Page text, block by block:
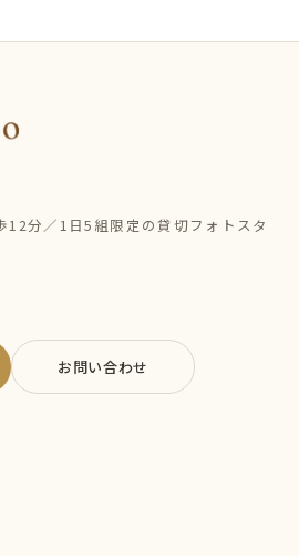
12分／1日5組限定の貸切フォトスタ
お問い合わせ